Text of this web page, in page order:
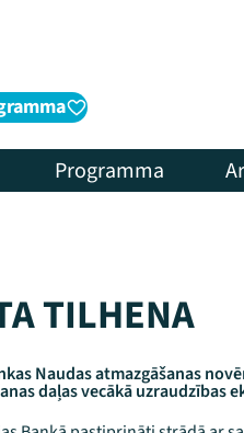
Programma
TILHENA
Naudas atmazgāšanas
daļas vecākā uzraudzības